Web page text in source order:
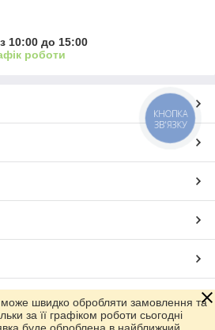
10:00 до 15:00
роботи
Prom.ua
швидко обробляти замовлення та
за її графіком роботи сьогодні
КНОПКА
ЗВ'ЯЗКУ